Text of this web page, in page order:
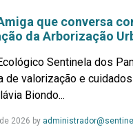
que conversa
da Arborização
Sentinela dos
de valorização e
Biondo...
2026 by